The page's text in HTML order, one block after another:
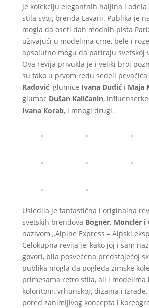
je kolekciju elegantnih haljina i odela
stila svog brenda Lavani. Publika je
mogla da oseti dah modnih pista
uživajući u modelima crne, bele i
apsolutno mogu da pariraju svetskoj
Ova revija privukla je i veliki broj
su tako u prvom redu sedeli pevačica
Radović, glumice Ivana Dudići Maja
glumac Dušan Kaličanin, influenserke
Ivana Korab, i mnogi drugi.
Usledila je fantastična i originalna
svetskih brendova Bogner, Moncler i
nazivom „Alpine Express – Alpski
Celokupna revija je, kako joj i sam
govori, bila posvećena predstojećoj
publika mogla da pogleda zimske
primesama retro stila, ali i modelima
koloritom, vrhunskog dizajna i
pored zanimljivog koncepta i